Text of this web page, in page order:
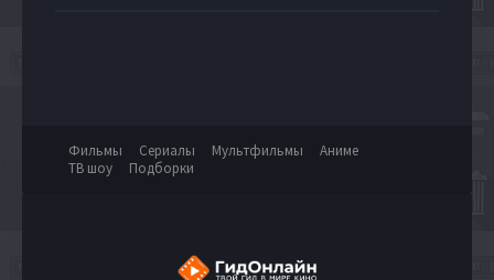
Фильмы Сериалы Мультфильмы
Аниме
ТВ шоу
Подборки